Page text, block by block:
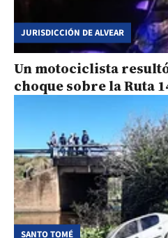
JURISDICCIÓN DE ALVEAR
Un motociclista
choque sobre la Ruta
SANTO TOMÉ